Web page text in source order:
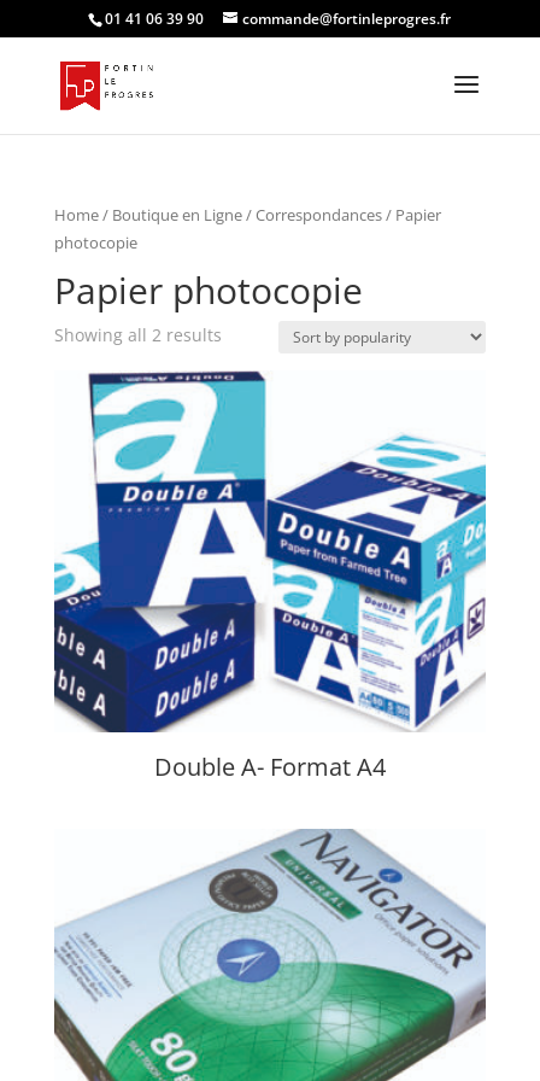
01 41 06 39 90 commande@fortinleprogres.fr
Home/ Boutique en Ligne/Correspondances/ Papier
photocopie
Papier photocopie
Showing all 2 results
Double A- Format A4